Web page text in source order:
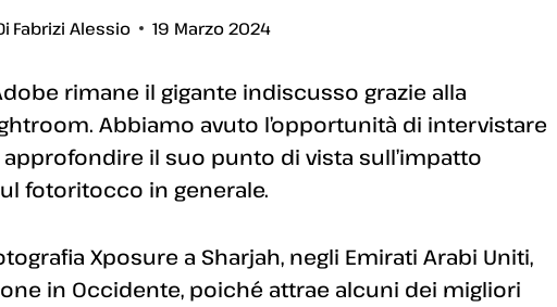
Fabrizi Alessio 19 Marzo 2024
rimane il gigante indiscusso grazie alla
Abbiamo avuto l’opportunità di intervistare
il suo punto di vista sull’impatto
fotoritocco in generale.
Xposure a Sharjah, negli Emirati Arabi Uniti,
in Occidente, poiché attrae alcuni dei migliori